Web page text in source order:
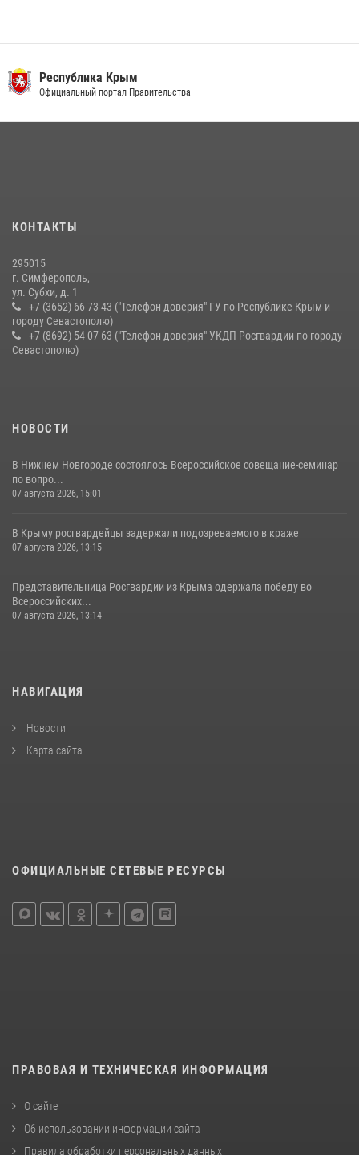
В Ялте росгвардейцы задержали подозреваемого в краже
Республика Крым
Официальный портал Правительства
КОНТАКТЫ
295015
г. Симферополь,
ул. Субхи, д. 1
+7 (3652) 66 73 43 ("Телефон доверия" ГУ по Республике Крым и
городу Севастополю)
+7 (8692) 54 07 63 ("Телефон доверия" УКДП Росгвардии по городу
Севастополю)
НОВОСТИ
В Нижнем Новгороде состоялось Всероссийское совещание-семинар
по вопро...
07 августа 2026, 15:01
В Крыму росгвардейцы задержали подозреваемого в краже
07 августа 2026, 13:15
Представительница Росгвардии из Крыма одержала победу во
Всероссийских...
07 августа 2026, 13:14
НАВИГАЦИЯ
Новости
Карта сайта
ОФИЦИАЛЬНЫЕ СЕТЕВЫЕ РЕСУРСЫ
ПРАВОВАЯ И ТЕХНИЧЕСКАЯ ИНФОРМАЦИЯ
О сайте
Об использовании информации сайта
Правила обработки персональных данных